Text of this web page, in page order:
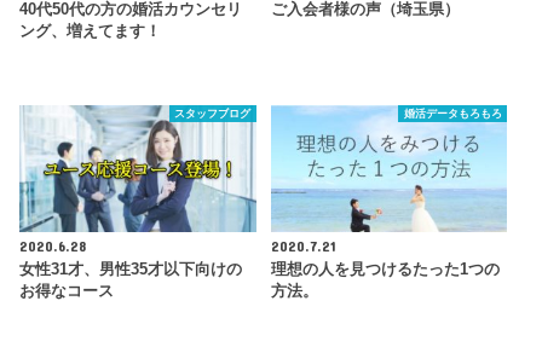
40代50代の方の婚活カウンセリ
ング、増えてます！
ご入会者様の声（埼玉県）
スタッフブログ
2020.6.28
女性31才、男性35才以下向けの
お得なコース
婚活データもろもろ
2020.7.21
理想の人を見つけるたった1つの
方法。